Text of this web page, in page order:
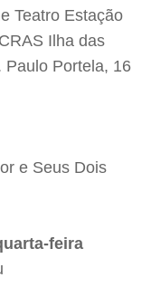
Teatro Estação
Ilha das
Paulo Portela, 16
e Seus Dois
feira